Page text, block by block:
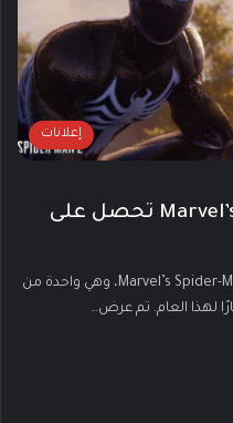
إعلانات
لعبة Marvel’s Spider-Man 2 تحصل على
بعد أن تمّ الكشف عن لعبة Marvel’s Spider-Man 2، وهي واحدة من
لهذا العام. تم عرض…